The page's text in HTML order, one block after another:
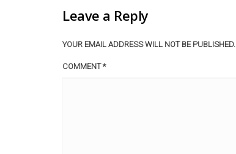
Leave a Reply
YOUR EMAIL ADDRESS WILL NOT BE PUBLISHED.
COMMENT*